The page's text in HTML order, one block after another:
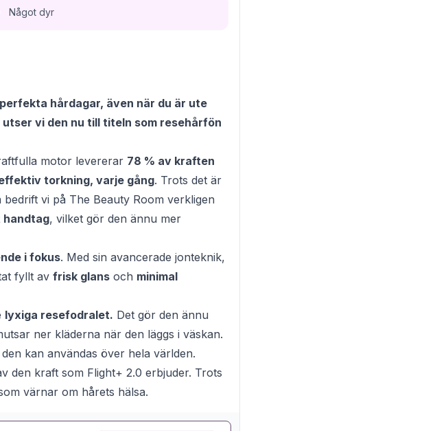
Något dyr
hårdagar, även när du är ute
vi den nu till titeln som resehårfön
motor levererar 78 % av kraften
torkning, varje gång. Trots det är
bedrift vi på The Beauty Room verkligen
handtag, vilket gör den ännu mer
i fokus. Med sin avancerade jonteknik,
fyllt av frisk glans och minimal
lyxiga resefodralet. Det gör den ännu
ner kläderna när den läggs i väskan.
kan användas över hela världen.
den kraft som Flight+ 2.0 erbjuder. Trots
värnar om hårets hälsa.